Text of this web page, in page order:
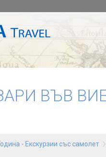
ВЪВ
- Eкскурзии със самолет